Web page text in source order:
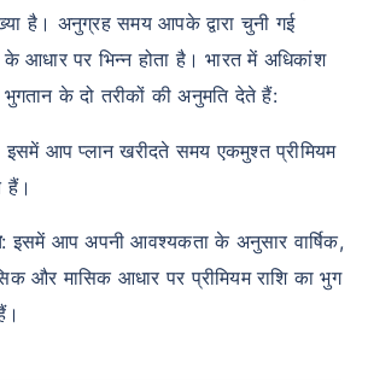
है। अनुग्रह समय आपके द्वारा चुनी गई
के आधार पर भिन्न होता है। भारत में अधिकांश
भुगतान के दो तरीकों की अनुमति देते हैं:
इसमें आप प्लान खरीदते समय एकमुश्त प्रीमियम
हैं।
: इसमें आप अपनी आवश्यकता के अनुसार वार्षिक,
और मासिक आधार पर प्रीमियम राशि का भुग